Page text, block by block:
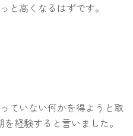
と高くなるはずです。
ていない何かを得ようと取
経験すると言いました。